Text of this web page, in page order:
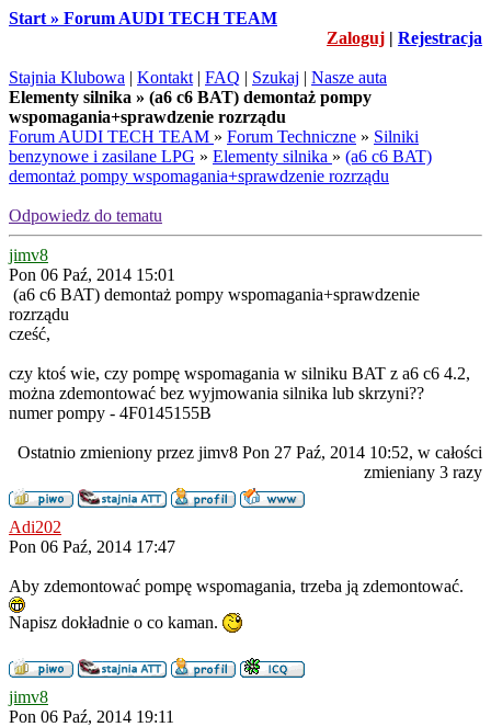
Start » Forum AUDI TECH TEAM
Zaloguj | Rejestracja
Stajnia Klubowa | Kontakt | FAQ | Szukaj | Nasze auta
Elementy silnika » (a6 c6 BAT) demontaż pompy
wspomagania+sprawdzenie rozrządu
Forum AUDI TECH TEAM » Forum Techniczne » Silniki
benzynowe i zasilane LPG » Elementy silnika » (a6 c6 BAT)
demontaż pompy wspomagania+sprawdzenie rozrządu
Odpowiedz do tematu
jimv8
Pon 06 Paź, 2014 15:01
(a6 c6 BAT) demontaż pompy wspomagania+sprawdzenie
rozrządu
cześć,
czy ktoś wie, czy pompę wspomagania w silniku BAT z a6 c6 4.2,
można zdemontować bez wyjmowania silnika lub skrzyni??
numer pompy - 4F0145155B
Ostatnio zmieniony przez jimv8 Pon 27 Paź, 2014 10:52, w całości
zmieniany 3 razy
Adi202
Pon 06 Paź, 2014 17:47
Aby zdemontować pompę wspomagania, trzeba ją zdemontować.
Napisz dokładnie o co kaman.
jimv8
Pon 06 Paź, 2014 19:11